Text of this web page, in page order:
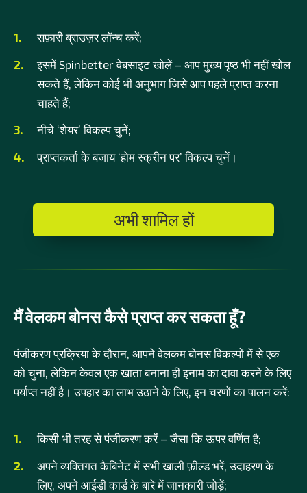
सफ़ारी ब्राउज़र लॉन्च करें;
इसमें Spinbetter वेबसाइट खोलें – आप मुख्य पृष्ठ भी नहीं खोल
सकते हैं, लेकिन कोई भी अनुभाग जिसे आप पहले प्राप्त करना
चाहते हैं;
नीचे ‘शेयर’ विकल्प चुनें;
प्राप्तकर्ता के बजाय ‘होम स्क्रीन पर’ विकल्प चुनें।
अभी शामिल हों
मैं वेलकम बोनस कैसे प्राप्त कर सकता हूँ?
पंजीकरण प्रक्रिया के दौरान, आपने वेलकम बोनस विकल्पों में से एक
को चुना, लेकिन केवल एक खाता बनाना ही इनाम का दावा करने के लिए
पर्याप्त नहीं है। उपहार का लाभ उठाने के लिए, इन चरणों का पालन करें:
किसी भी तरह से पंजीकरण करें – जैसा कि ऊपर वर्णित है;
अपने व्यक्तिगत कैबिनेट में सभी खाली फ़ील्ड भरें, उदाहरण के
लिए, अपने आईडी कार्ड के बारे में जानकारी जोड़ें;